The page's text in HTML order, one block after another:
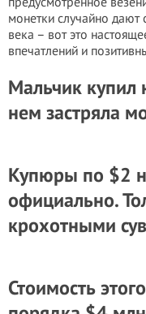
монетки случайно дают
века – вот это
впечатлений и
Мальчик купил
нем застряла
Купюры по $2
официально.
крохотными
Стоимость